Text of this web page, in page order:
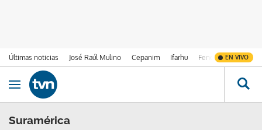
Últimas noticias José Raúl Mulino Cepanim Ifarhu Fenómeno de El
EN VIVO
Ir al contenido
Obrir navegació
Suramérica